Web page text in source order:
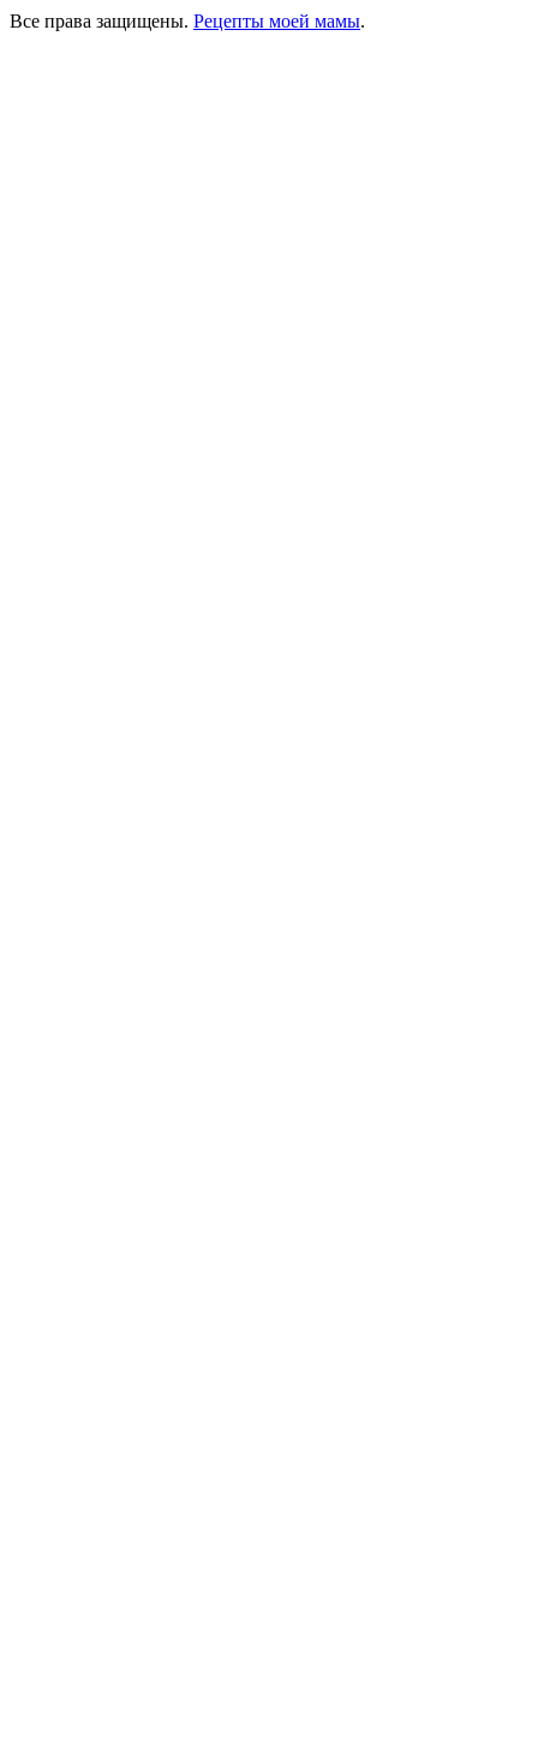
Все права защищены. Рецепты моей мамы.